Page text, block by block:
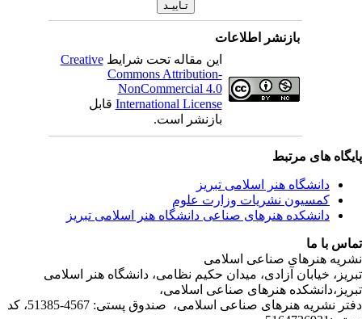
بازنشر اطلاعات
این مقاله تحت شرایطCreative
Commons Attribution-
NonCommercial 4.0
International Licenseقابل
بازنشر است.
مرتبط
هنر اسلامی تبریز
نشریات وزارت علوم
هنرهای صناعی دانشگاه هنر اسلامی تبریز
صناعی اسلامی
آزادی، میدان حکیم نظامی، دانشگاه هنر اسلامی
هنرهای صناعی اسلامی،
دفتر نشریه هنرهای صناعی اسلامی، صندوق پستی: 4567-51385، کد